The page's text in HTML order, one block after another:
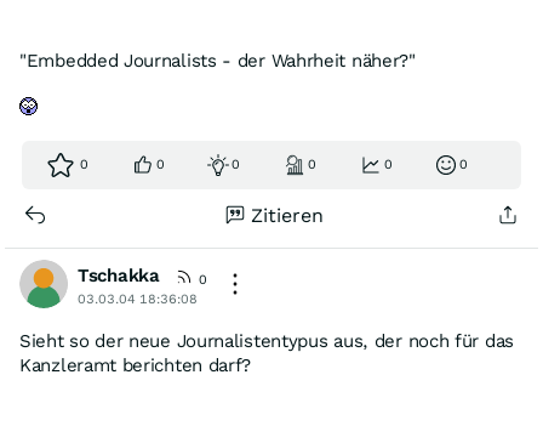
"Embedded Journalists - der Wahrheit näher?"
0 0 0 0 0 0
Zitieren
Tschakka
0
03.03.04 18:36:08
Sieht so der neue Journalistentypus aus, der noch für das
Kanzleramt berichten darf?